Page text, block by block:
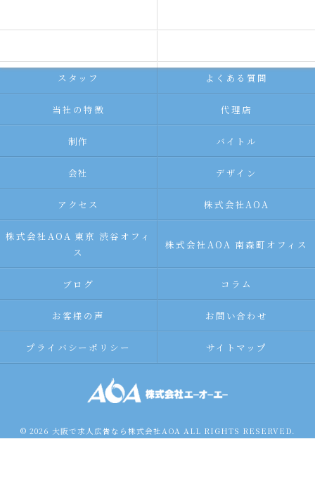
スタッフ よくある質問
当社の特徴 代理店
制作 バイトル
会社 デザイン
アクセス 株式会社AOA
株式会社AOA 東京 渋谷オフィ
ス
株式会社AOA 南森町オフィス
ブログ コラム
お客様の声 お問い合わせ
プライバシーポリシー サイトマップ
© 2026 大阪で求人広告なら株式会社AOA ALL RIGHTS RESERVED.